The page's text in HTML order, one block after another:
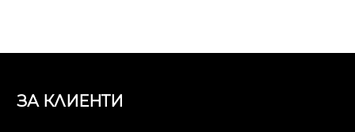
ЗА КЛИЕНТИ